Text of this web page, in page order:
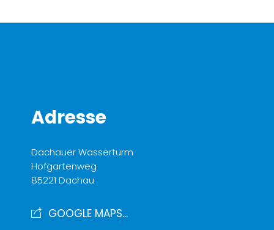
Adresse
Dachauer Wasserturm
Hofgartenweg
85221 Dachau
GOOGLE MAPS...